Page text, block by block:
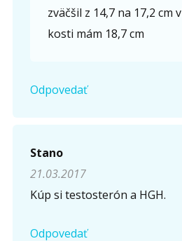
zväčšil z 14,7 na 17,2 cm
kosti mám 18,7 cm
Odpovedať
Stano
21.03.2017
Kúp si testosterón a HGH.
Odpovedať